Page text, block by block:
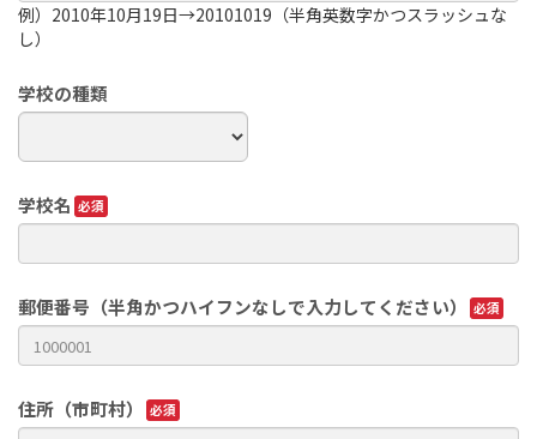
例）2010年10月19日→20101019（半角英数字かつスラッシュな
し）
学校の種類
学校名
郵便番号（半角かつハイフンなしで入力してください）
住所（市町村）